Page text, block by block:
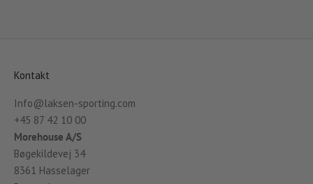
Kontakt
Info@laksen-sporting.com
+45 87 42 10 00
Morehouse A/S
Bøgekildevej 34
8361 Hasselager